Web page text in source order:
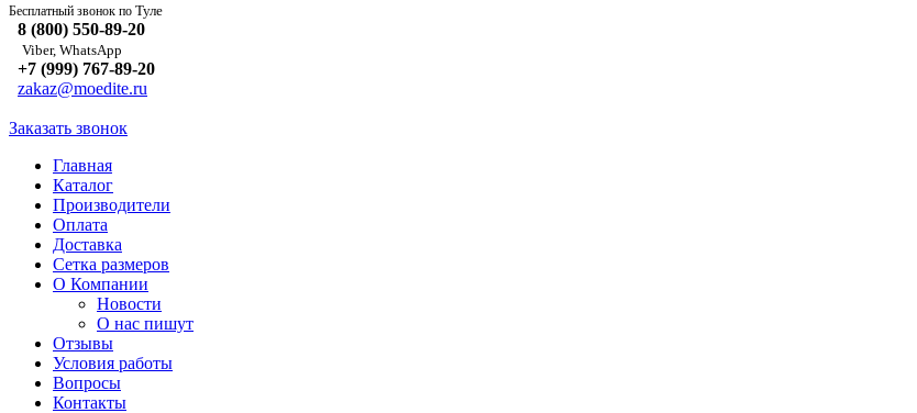
Бесплатный звонок по Туле
8 (800) 550-89-20
Viber, WhatsApp
+7 (999) 767-89-20
zakaz@moedite.ru
Заказать звонок
Главная
Каталог
Производители
Оплата
Доставка
Сетка размеров
О Компании
Новости
О нас пишут
Отзывы
Условия работы
Вопросы
Контакты